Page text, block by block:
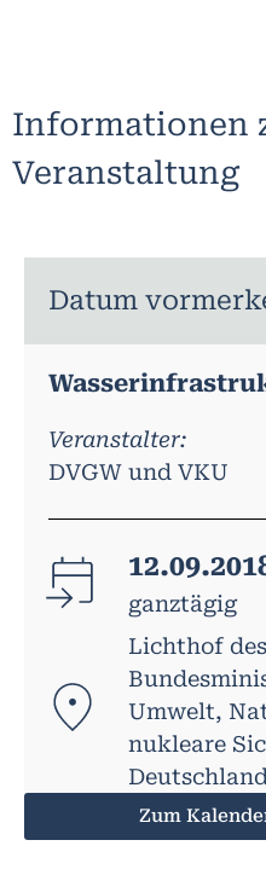
Informationen
Veranstaltung
Datum
Veranstalter:
DVGW und VKU
ganztägig
Lichthof des
Umwelt,
nukleare
Deutschland
Zum